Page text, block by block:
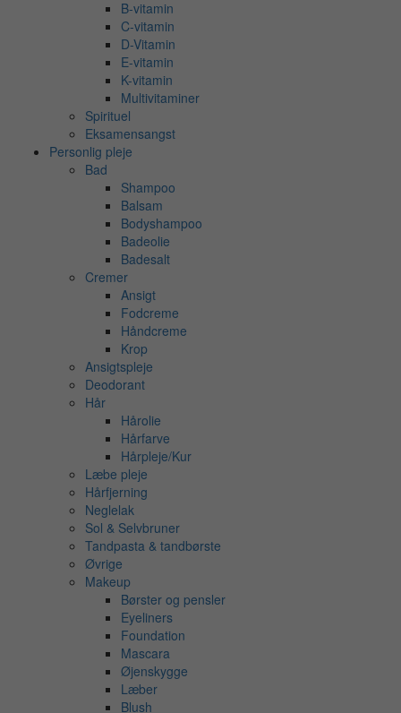
B-vitamin
C-vitamin
D-Vitamin
E-vitamin
K-vitamin
Multivitaminer
Spirituel
Eksamensangst
Personlig pleje
Bad
Shampoo
Balsam
Bodyshampoo
Badeolie
Badesalt
Cremer
Ansigt
Fodcreme
Håndcreme
Krop
Ansigtspleje
Deodorant
Hår
Hårolie
Hårfarve
Hårpleje/Kur
Læbe pleje
Hårfjerning
Neglelak
Sol & Selvbruner
Tandpasta & tandbørste
Øvrige
Makeup
Børster og pensler
Eyeliners
Foundation
Mascara
Øjenskygge
Læber
Blush